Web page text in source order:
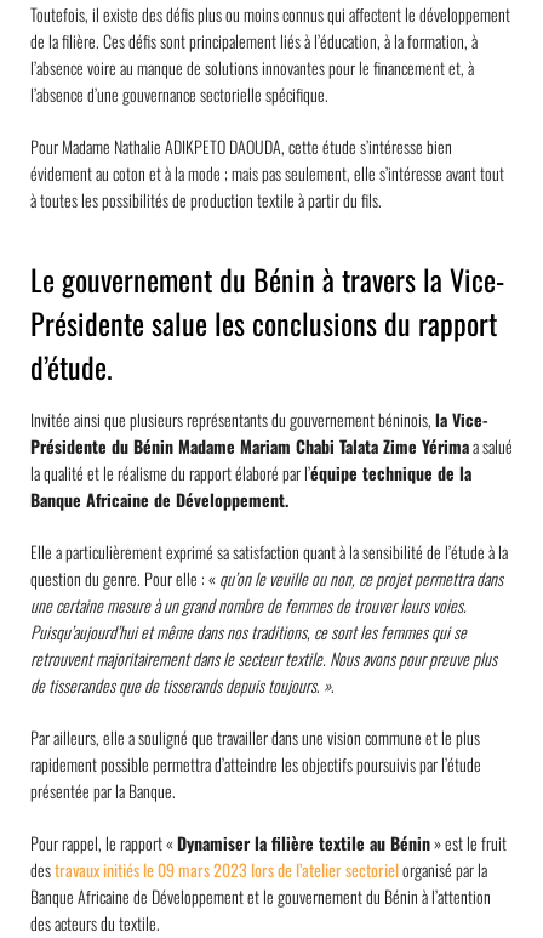
Toutefois, il existe des défis plus ou moins connus qui affectent le développement
de la filière. Ces défis sont principalement liés à l’éducation, à la formation, à
l’absence voire au manque de solutions innovantes pour le financement et, à
l’absence d’une gouvernance sectorielle spécifique.
Pour Madame Nathalie ADIKPETO DAOUDA, cette étude s’intéresse bien
évidement au coton et à la mode ; mais pas seulement, elle s’intéresse avant tout
à toutes les possibilités de production textile à partir du fils.
Le gouvernement du Bénin à travers la Vice-
Présidente salue les conclusions du rapport
d’étude.
Invitée ainsi que plusieurs représentants du gouvernement béninois,la Vice-
Présidente du Bénin Madame Mariam Chabi Talata Zime Yérimaa salué
la qualité et le réalisme du rapport élaboré par l’équipe technique de la
Banque Africaine de Développement.
Elle a particulièrement exprimé sa satisfaction quant à la sensibilité de l’étude à la
question du genre. Pour elle : « qu’on le veuille ou non, ce projet permettra dans
une certaine mesure à un grand nombre de femmesde trouver leurs voies.
Puisqu’aujourd’hui et même dans nos traditions, ce sont les femmes qui se
retrouvent majoritairement dans le secteur textile. Nous avons pour preuve plus
de tisserandes que de tisserands depuis toujours. ».
Par ailleurs, elle a souligné que travailler dans une vision commune et le plus
rapidement possible permettra d’atteindre les objectifs poursuivis par l’étude
présentée par la Banque.
Pour rappel, le rapport «Dynamiser la filière textile au Bénin» est le fruit
destravaux initiés le 09 mars 2023 lors de l’atelier sectorielorganisé par la
Banque Africaine de Développement et le gouvernement du Bénin à l’attention
des acteurs du textile.